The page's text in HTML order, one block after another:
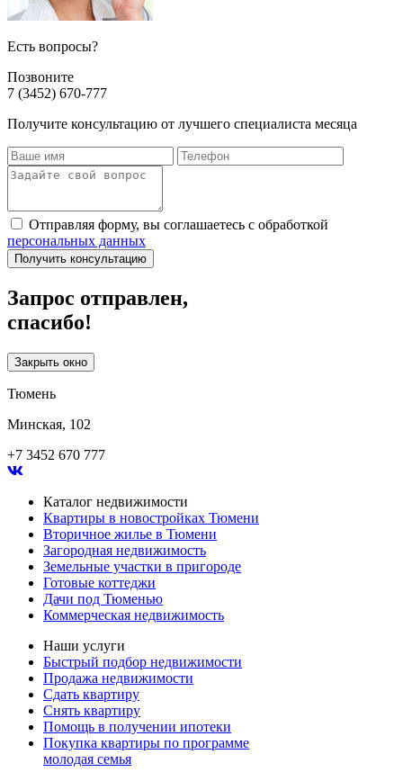
Есть вопросы?
Позвоните
7 (3452) 670-777
Получите консультацию от лучшего специалиста месяца
Отправляя форму, вы соглашаетесь с обработкой
персональных данных
Получить консультацию
Запрос отправлен,
спасибо!
Закрыть окно
Тюмень
Минская, 102
+7 3452 670 777
Каталог недвижимости
Квартиры в новостройках Тюмени
Вторичное жилье в Тюмени
Загородная недвижимость
Земельные участки в пригороде
Готовые коттеджи
Дачи под Тюменью
Коммерческая недвижимость
Наши услуги
Быстрый подбор недвижимости
Продажа недвижимости
Сдать квартиру
Снять квартиру
Помощь в получении ипотеки
Покупка квартиры по программе
молодая семья